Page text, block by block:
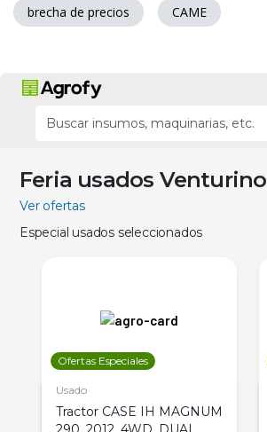
brecha de precios CAME
Feria usados Venturino
Ver ofertas
Especial usados seleccionados
Ofertas Especiales
Usado
Tractor CASE IH MAGNUM